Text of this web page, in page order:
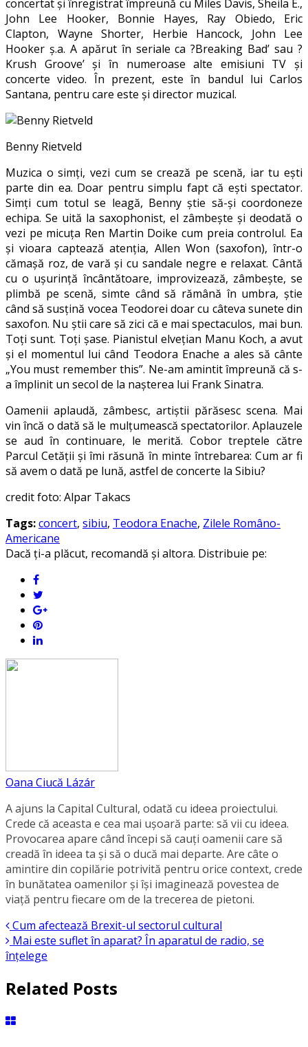
concertat și înregistrat împreună cu Miles Davis, Sheila E.,
John Lee Hooker, Bonnie Hayes, Ray Obiedo, Eric
Clapton, Wayne Shorter, Herbie Hancock, John Lee
Hooker ș.a. A apărut în seriale ca ?Breaking Bad’ sau ?
Krush Groove’ și în numeroase alte emisiuni TV și
concerte video. În prezent, este în bandul lui Carlos
Santana, pentru care este și director muzical.
Benny Rietveld
Muzica o simți, vezi cum se crează pe scenă, iar tu ești
parte din ea. Doar pentru simplu fapt că ești spectator.
Simți cum totul se leagă, Benny știe să-și coordoneze
echipa. Se uită la saxophonist, el zâmbește și deodată o
vezi pe micuța Ren Martin Doike cum preia controlul. Ea
și vioara captează atenția, Allen Won (saxofon), într-o
cămașă roz, de vară și cu sandale negre e relaxat. Cântă
cu o ușurință încântătoare, improvizează, zâmbește, se
plimbă pe scenă, simte când să rămână în umbra, știe
când să susțină vocea Teodorei doar cu câteva sunete din
saxofon. Nu știi care să zici că e mai spectaculos, mai bun.
Toți sunt. Toți șase. Pianistul elvețian Manu Koch, a avut
și el momentul lui când Teodora Enache a ales să cânte
„You must remember this”. Ne-am amintit împreună că s-
a împlinit un secol de la nașterea lui Frank Sinatra.
Oamenii aplaudă, zâmbesc, artiștii părăsesc scena. Mai
vin încă o dată să le mulțumească spectatorilor. Aplauzele
se aud în continuare, le merită. Cobor treptele către
Parcul Cetății și îmi răsună în minte întrebarea: Cum ar fi
să avem o dată pe lună, astfel de concerte la Sibiu?
credit foto: Alpar Takacs
Tags:concert, sibiu, Teodora Enache, Zilele Româno-
Americane
Dacă ți-a plăcut, recomandă și altora. Distribuie pe:
Oana Ciucă Lázár
A ajuns la Capital Cultural, odată cu ideea proiectului.
Crede că aceasta e cea mai ușoară parte: să vii cu ideea.
Provocarea apare când începi să cauți oamenii care să
creadă în ideea ta și să o ducă mai departe. Are câte o
amintire din copilărie potrivită pentru orice context, crede
în bunătatea oamenilor și își imaginează povestea de
viață pentru fiecare om de la trecerea de pietoni.
Cum afectează Brexit-ul sectorul cultural
Mai este suflet în aparat? În aparatul de radio, se
înțelege
Related Posts